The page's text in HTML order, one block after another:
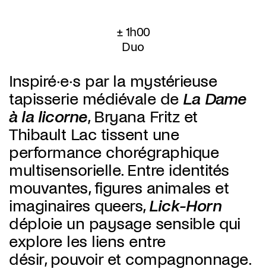
± 1h00
Duo
Inspiré·e·s par la mystérieuse
tapisserie médiévale de La Dame
à la licorne, Bryana Fritz et
Thibault Lac tissent une
performance chorégraphique
multisensorielle. Entre identités
mouvantes, figures animales et
imaginaires queers, Lick-Horn
déploie un paysage sensible qui
explore les liens entre
désir, pouvoir et compagnonnage.